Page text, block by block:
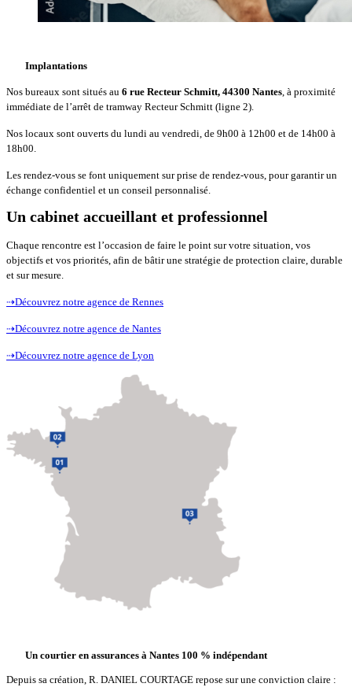
Implantations
Nos bureaux sont situés au 6 rue Recteur Schmitt, 44300 Nantes, à proximité
immédiate de l’arrêt de tramway Recteur Schmitt (ligne 2).
Nos locaux sont ouverts du lundi au vendredi, de 9h00 à 12h00 et de 14h00 à
18h00.
Les rendez-vous se font uniquement sur prise de rendez-vous, pour garantir un
échange confidentiel et un conseil personnalisé.
Un cabinet accueillant et professionnel
Chaque rencontre est l’occasion de faire le point sur votre situation, vos
objectifs et vos priorités, afin de bâtir une stratégie de protection claire, durable
et sur mesure.
⇢Découvrez notre agence de Rennes
⇢Découvrez notre agence de Nantes
⇢Découvrez notre agence de Lyon
Un courtier en assurances à Nantes 100 % indépendant
Depuis sa création, R. DANIEL COURTAGE repose sur une conviction claire :